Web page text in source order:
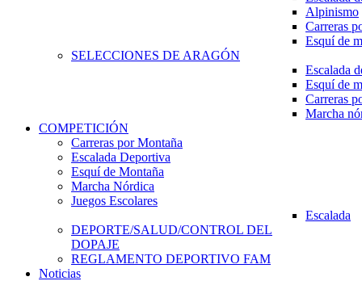
Alpinismo
Carreras
Esquí de
SELECCIONES DE ARAGÓN
Escalada
Esquí de
Carreras
Marcha
COMPETICIÓN
Carreras por Montaña
Escalada Deportiva
Esquí de Montaña
Marcha Nórdica
Juegos Escolares
Escalada
DEPORTE/SALUD/CONTROL DEL
DOPAJE
REGLAMENTO DEPORTIVO FAM
Noticias